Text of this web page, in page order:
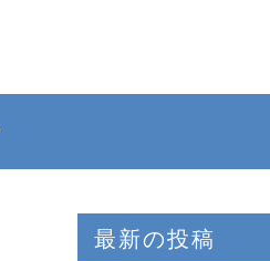
最新の投稿